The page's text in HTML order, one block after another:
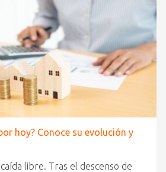
hoy? Conoce su evolución y
libre. Tras el descenso de